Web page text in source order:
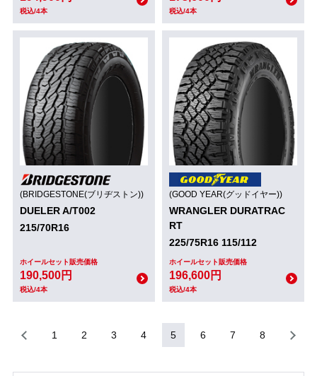
税込/4本 税込/4本
(BRIDGESTONE(ブリヂストン))
DUELER A/T002
215/70R16
ホイールセット販売価格
190,500円
税込/4本
(GOOD YEAR(グッドイヤー))
WRANGLER DURATRAC
RT
225/75R16 115/112
ホイールセット販売価格
196,600円
税込/4本
1 2 3 4 5 6 7 8